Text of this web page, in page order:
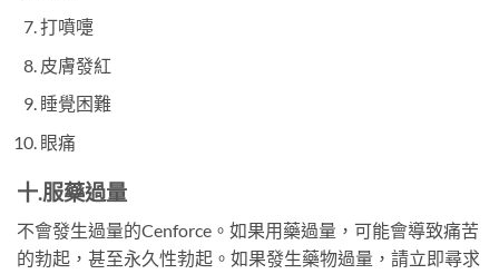
打噴嚏
皮膚發紅
睡覺困難
眼痛
十.服藥過量
不會發生過量的Cenforce。如果用藥過量，可能會導致痛苦
的勃起，甚至永久性勃起。如果發生藥物過量，請立即尋求